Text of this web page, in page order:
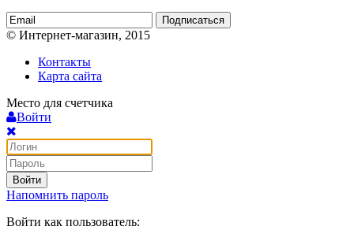
Подписаться
© Интернет-магазин, 2015
Контакты
Карта сайта
Место для счетчика
Войти
Войти
Напомнить пароль
Войти как пользователь: